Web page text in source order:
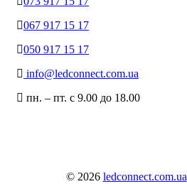
067 917 15 17
050 917 15 17
info@ledconnect.com.ua
пн. – пт. с 9.00 до 18.00
© 2026 ledconnect.com.ua